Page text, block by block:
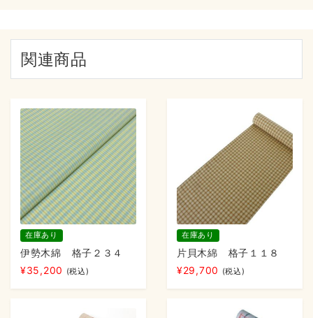
関連商品
在庫あり
伊勢木綿 格子２３４
¥35,200 (税込)
在庫あり
片貝木綿 格子１１８
¥29,700 (税込)